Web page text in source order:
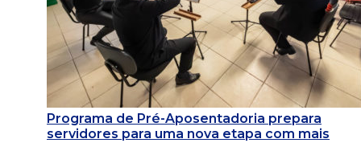
Programa de Pré-Aposentadoria prepara
servidores para uma nova etapa com mais